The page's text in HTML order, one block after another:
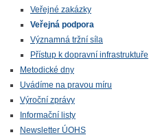
Veřejné zakázky
Veřejná podpora
Významná tržní síla
Přístup k dopravní infrastruktuře
Metodické dny
Uvádíme na pravou míru
Výroční zprávy
Informační listy
Newsletter ÚOHS